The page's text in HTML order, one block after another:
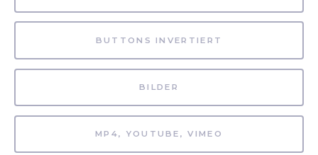
BUTTONS INVERTIERT
BILDER
MP4, YOUTUBE, VIMEO